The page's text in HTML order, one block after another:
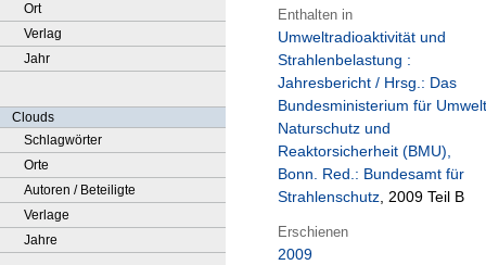
Ort
Verlag
Jahr
Clouds
Schlagwörter
Orte
Autoren / Beteiligte
Verlage
Jahre
Enthalten in
Umweltradioaktivität und
Strahlenbelastung :
Jahresbericht / Hrsg.: Das
Bundesministerium für Umwelt
Naturschutz und
Reaktorsicherheit (BMU),
Bonn. Red.: Bundesamt für
Strahlenschutz, 2009 Teil B
Erschienen
2009